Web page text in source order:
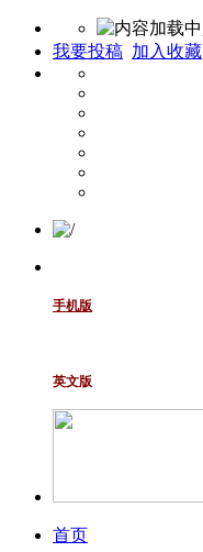
我要投稿 加入收藏
手机版
英文版
首页